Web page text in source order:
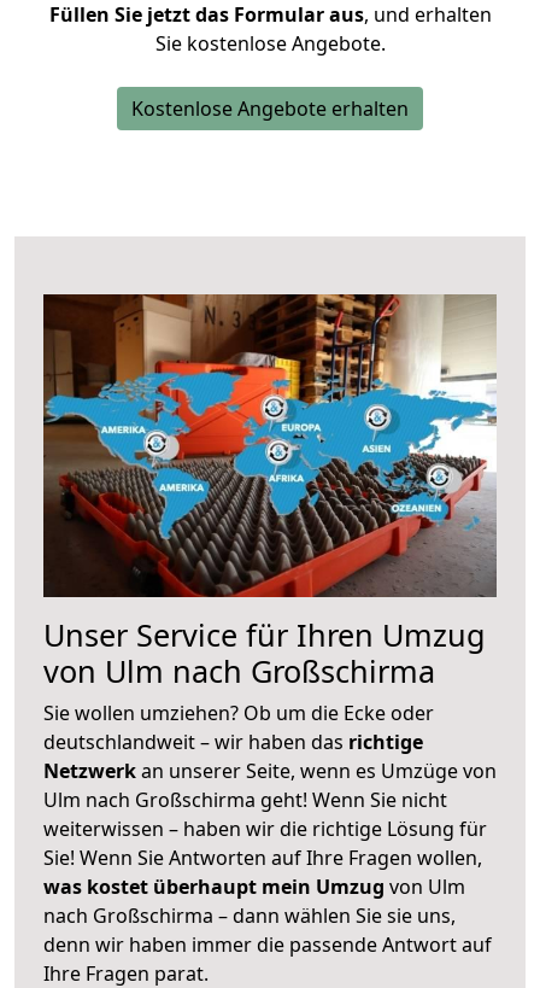
Füllen Sie jetzt das Formular aus, und erhalten
Sie kostenlose Angebote.
Kostenlose Angebote erhalten
Unser Service für Ihren Umzug
von Ulm nach Großschirma
Sie wollen umziehen? Ob um die Ecke oder
deutschlandweit – wir haben das richtige
Netzwerkan unserer Seite, wenn es Umzüge von
Ulm nach Großschirma geht! Wenn Sie nicht
weiterwissen – haben wir die richtige Lösung für
Sie! Wenn Sie Antworten auf Ihre Fragen wollen,
was kostet überhaupt mein Umzug von Ulm
nach Großschirma – dann wählen Sie sie uns,
denn wir haben immer die passende Antwort auf
Ihre Fragen parat.